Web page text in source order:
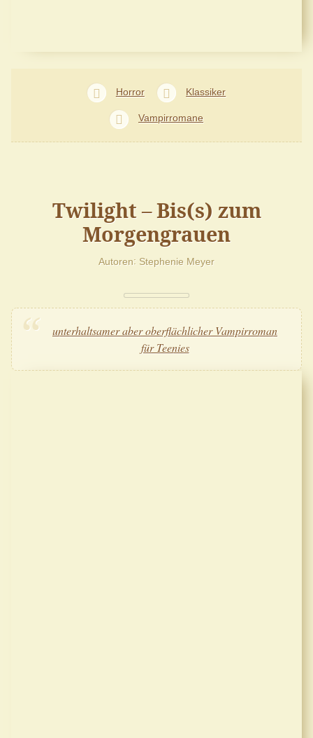
Horror Klassiker
Vampirromane
Twilight – Bis(s) zum
Morgengrauen
Autoren Stephenie Meyer
unterhaltsamer aber oberflächlicher Vampirroman
für Teenies